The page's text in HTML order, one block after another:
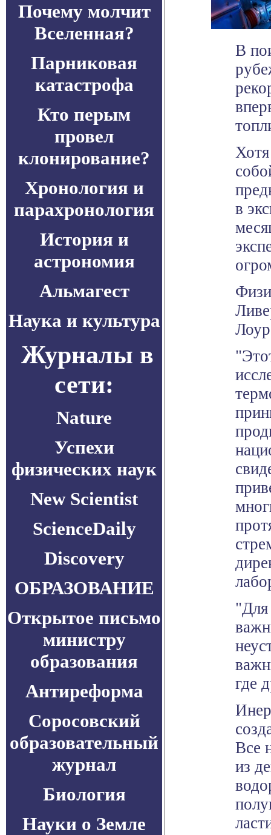
Почему молчит
Вселенная?
Парниковая
катастрофа
Кто перым
провел
клонирование?
Хронология и
парахронология
История и
астрономия
Альмагест
Наука и культура
Журналы в
сети:
Nature
Успехи
физических наук
New Scientist
ScienceDaily
Discovery
ОБРАЗОВАНИЕ
Открытое письмо
министру
образования
Антиреформа
Соросовский
образовательный
журнал
Биология
Науки о Земле
В
Хотя
в
"Для
где
Все
из